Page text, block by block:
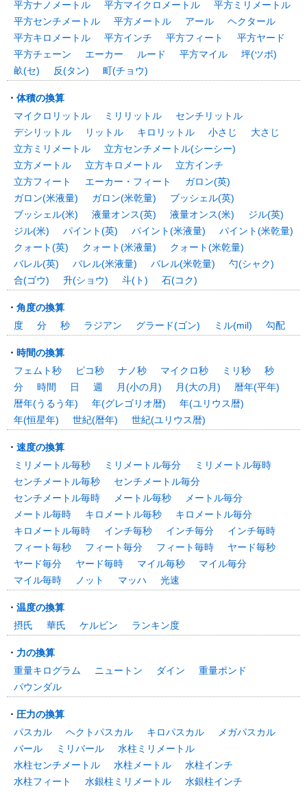
平方ナノメートル
平方マイクロメートル
平方ミリメートル
平方センチメートル
平方メートル アール
ヘクタール
平方キロメートル
平方インチ 平方フィート
平方ヤード
平方チェーン
エーカー ルード 平方マイル
坪(ツボ)
畝(セ)
反(タン) 町(チョウ)
・ 体積の換算
マイクロリットル
ミリリットル
センチリットル
デシリットル
リットル キロリットル 小さじ
大さじ
立方ミリメートル
立方センチメートル(シーシー)
立方メートル
立方キロメートル
立方インチ
立方フィート
エーカー・フィート
ガロン(英)
ガロン(米液量)
ガロン(米乾量)
ブッシェル(英)
ブッシェル(米)
液量オンス(英) 液量オンス(米)
ジル(英)
ジル(米)
パイント(英) パイント(米液量)
パイント(米乾量)
クォート(英)
クォート(米液量)
クォート(米乾量)
バレル(英)
バレル(米液量) バレル(米乾量)
勺(シャク)
合(ゴウ)
升(ショウ) 斗(ト) 石(コク)
・ 角度の換算
度
分 秒 ラジアン グラード(ゴン) ミル(mil) 勾配
・ 時間の換算
フェムト秒
ピコ秒 ナノ秒 マイクロ秒 ミリ秒
秒
分
時間 日 週 月(小の月) 月(大の月)
暦年(平年)
暦年(うるう年)
年(グレゴリオ暦)
年(ユリウス暦)
年(恒星年)
世紀(暦年) 世紀(ユリウス暦)
・ 速度の換算
ミリメートル毎秒
ミリメートル毎分
ミリメートル毎時
センチメートル毎秒
センチメートル毎分
センチメートル毎時
メートル毎秒
メートル毎分
メートル毎時
キロメートル毎秒
キロメートル毎分
キロメートル毎時
インチ毎秒 インチ毎分
インチ毎時
フィート毎秒
フィート毎分 フィート毎時
ヤード毎秒
ヤード毎分
ヤード毎時 マイル毎秒
マイル毎分
マイル毎時
ノット マッハ 光速
・ 温度の換算
摂氏
華氏 ケルビン ランキン度
・ 力の換算
重量キログラム
ニュートン ダイン
重量ポンド
パウンダル
・ 圧力の換算
パスカル
ヘクトパスカル キロパスカル
メガパスカル
バール
ミリバール
水柱ミリメートル
水柱センチメートル
水柱メートル
水柱インチ
水柱フィート
水銀柱ミリメートル
水銀柱インチ